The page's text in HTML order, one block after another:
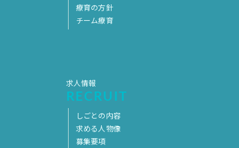
療育の方針
チーム療育
求人情報
RECRUIT
しごとの内容
求める人物像
募集要項